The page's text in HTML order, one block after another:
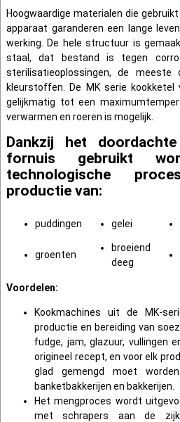
Hoogwaardige materialen die
apparaat garanderen een lange
werking. De hele structuur is
staal, dat bestand is tegen
sterilisatieoplossingen, de meeste
kleurstoffen. De MK serie kookketel
gelijkmatig tot een
verwarmen en roeren is mogelijk.
Dankzij het
fornuis gebruikt
technologische
productie van:
puddingen gelei
groenten
broeiend
deeg
Voordelen:
Kookmachines uit de MK-
productie en bereiding van
fudge, jam, glazuur, vullingen
origineel recept, en voor elk
glad gemengd moet
banketbakkerijen en bakkerijen.
Het mengproces wordt
met schrapers aan de